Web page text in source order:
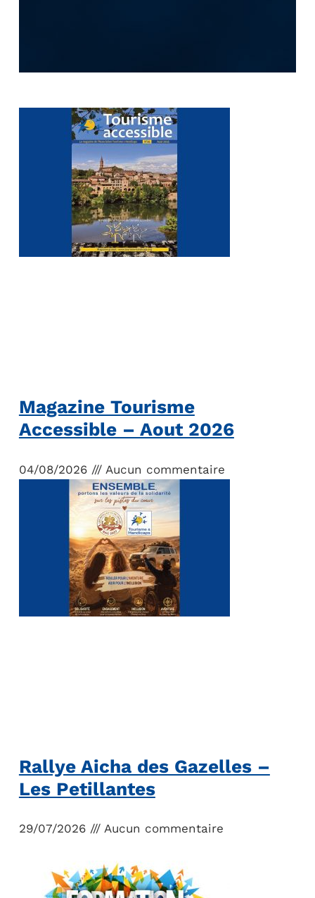
Magazine Tourisme
Accessible – Aout 2026
04/08/2026 Aucun commentaire
Rallye Aicha des Gazelles –
Les Petillantes
29/07/2026 Aucun commentaire